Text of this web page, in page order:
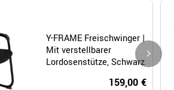
Y-FRAME Freischwinger |
Mit verstellbarer
Lordosenstütze, Schwarz
159,00 €